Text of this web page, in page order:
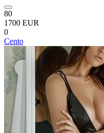
80
1700 EUR
0
Cento